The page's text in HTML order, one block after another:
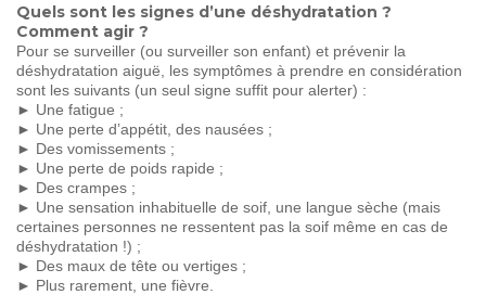
Quels sont les signes d’une déshydratation ?
Comment agir ?
Pour se surveiller (ou surveiller son enfant) et prévenir la
déshydratation aiguë, les symptômes à prendre en considération
sont les suivants (un seul signe suffit pour alerter) :
► Une fatigue ;
► Une perte d’appétit, des nausées ;
► Des vomissements ;
► Une perte de poids rapide ;
► Des crampes ;
► Une sensation inhabituelle de soif, une langue sèche (mais
certaines personnes ne ressentent pas la soif même en cas de
déshydratation !) ;
► Des maux de tête ou vertiges ;
► Plus rarement, une fièvre.